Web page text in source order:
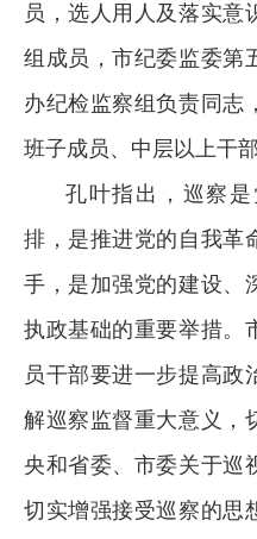
员，选人用人及落实意
组成员，市纪委监委第
办纪检监察组负责同志
班子成员、中层以上干
孔叶指出，巡察
排，是推进党的自我革
手，是加强党的建设、
执政基础的重要举措。
员干部要进一步提高政
解巡察监督重大意义，
央和省委、市委关于巡
切实增强接受巡察的思